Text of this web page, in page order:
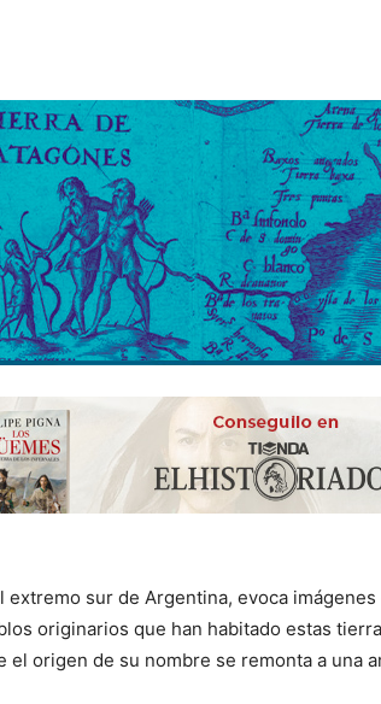
extremo sur de Argentina, evoca imágenes
originarios que han habitado estas
origen de su nombre se remonta a una